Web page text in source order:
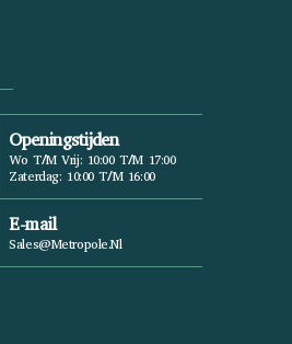
Openingstijden
Wo T/m Vrij: 10:00 T/m 17:00
Zaterdag: 10:00 T/m 16:00
E-mail
Sales@metropole.nl